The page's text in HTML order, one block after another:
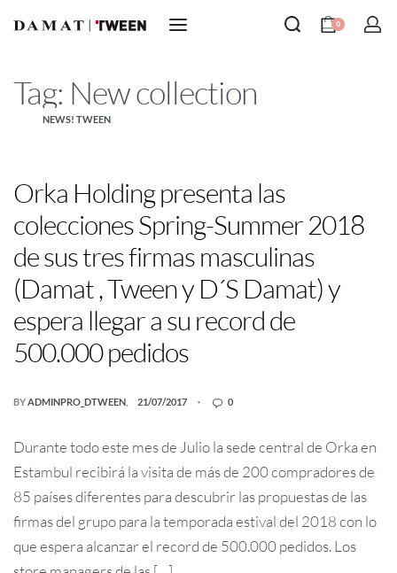
0
Tag: New collection
NEWS! TWEEN
Orka Holding presenta las
colecciones Spring-Summer 2018
de sus tres firmas masculinas
(Damat , Tween y D´S Damat) y
espera llegar a su record de
500.000 pedidos
BYADMINPRO_DTWEEN 21/07/2017 0
Durante todo este mes de Julio la sede central de Orka en
Estambul recibirá la visita de más de 200 compradores de
85 países diferentes para descubrir las propuestas de las
firmas del grupo para la temporada estival del 2018 con lo
que espera alcanzar el record de 500.000 pedidos. Los